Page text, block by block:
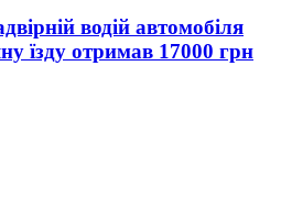
водій автомобіля
їзду отримав 17000 грн